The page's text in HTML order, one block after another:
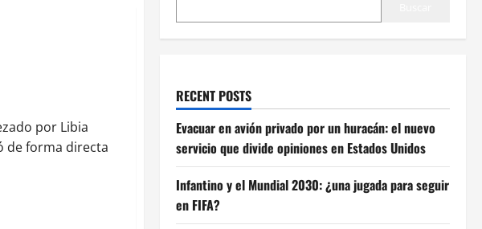
por Libia
de forma directa
RECENT POSTS
Evacuar en avión privado por un huracán: el nuevo
servicio que divide opiniones en Estados Unidos
Infantino y el Mundial 2030: ¿una jugada para seguir
en FIFA?